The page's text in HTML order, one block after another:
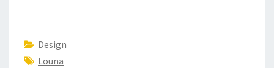
Design
Louna